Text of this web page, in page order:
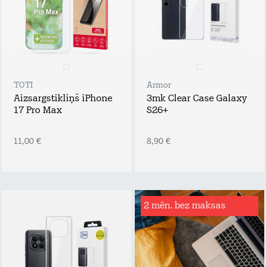
TOTI
Aizsargstikliņš iPhone
17 Pro Max
11,00 €
Armor
3mk Clear Case Galaxy
S26+
8,90 €
2 mēn. bez maksas
Rēķinu
apdrošināšana
Tavs atbalsta plecs
bezdarba vai